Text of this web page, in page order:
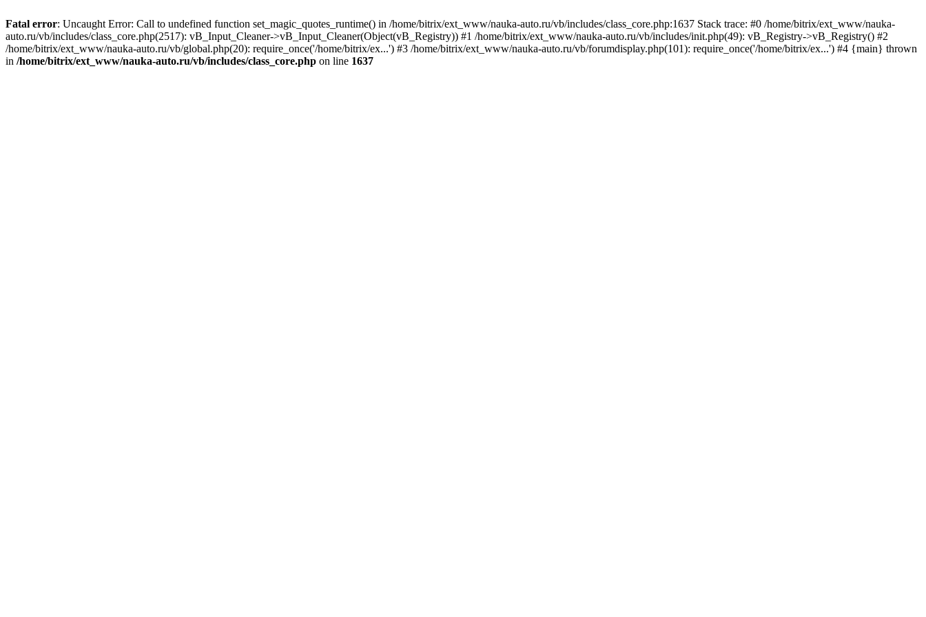
Fatal error: Uncaught Error: Call to undefined function set_magic_quotes_runtime() in /home/bitrix/ext_www/nauka-auto.ru/vb/includes/class_core.php:1637 Stack trace: #0 /home/bitrix/ext_www/nauka-
auto.ru/vb/includes/class_core.php(2517): vB_Input_Cleaner->vB_Input_Cleaner(Object(vB_Registry)) #1 /home/bitrix/ext_www/nauka-auto.ru/vb/includes/init.php(49): vB_Registry->vB_Registry() #2
/home/bitrix/ext_www/nauka-auto.ru/vb/global.php(20): require_once('/home/bitrix/ex...') #3 /home/bitrix/ext_www/nauka-auto.ru/vb/forumdisplay.php(101): require_once('/home/bitrix/ex...') #4 {main} thrown
in /home/bitrix/ext_www/nauka-auto.ru/vb/includes/class_core.php on line 1637